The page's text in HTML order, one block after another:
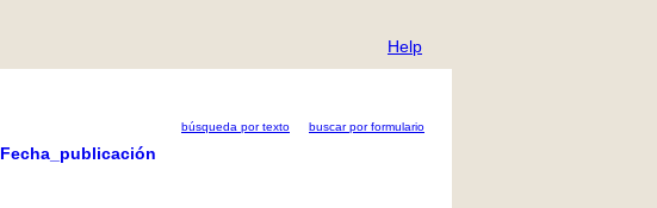
Help
búsqueda por texto buscar por formulario
Fecha_publicación